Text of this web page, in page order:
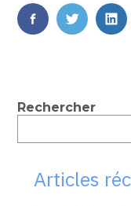
FaceBook
Twitter
Blog
sidebar
Rechercher
Articles